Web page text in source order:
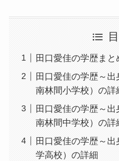
田口愛佳の学歴まと
田口愛佳の学歴～
南林間小学校）の詳
田口愛佳の学歴～
南林間中学校）の詳
田口愛佳の学歴～
学高校）の詳細